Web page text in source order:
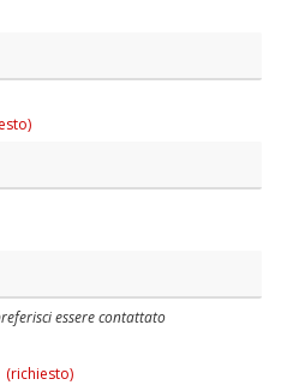
essere contattato
(richiesto)